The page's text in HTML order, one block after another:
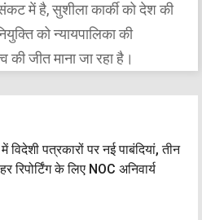
में है, सुशीला कार्की को देश की
को न्यायपालिका की
जीत माना जा रहा है।
विदेशी पत्रकारों पर नई पाबंदियां, तीन
रिपोर्टिंग के लिए NOC अनिवार्य